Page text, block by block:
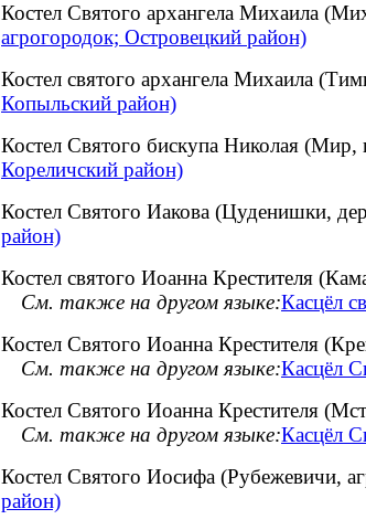
Костел Святого архангела Михаила
агрогородок; Островецкий район)
Костел святого архангела Михаила
Копыльский район)
Костел Святого бискупа Николая (Мир,
Кореличский район)
Костел Святого Иакова (Цуденишки,
район)
Костел святого Иоанна Крестителя
См. также на другом языке:Касцёл
Костел Святого Иоанна Крестителя
См. также на другом языке:Касцёл
Костел Святого Иоанна Крестителя
См. также на другом языке:Касцёл
Костел Святого Иосифа (Рубежевичи,
район)